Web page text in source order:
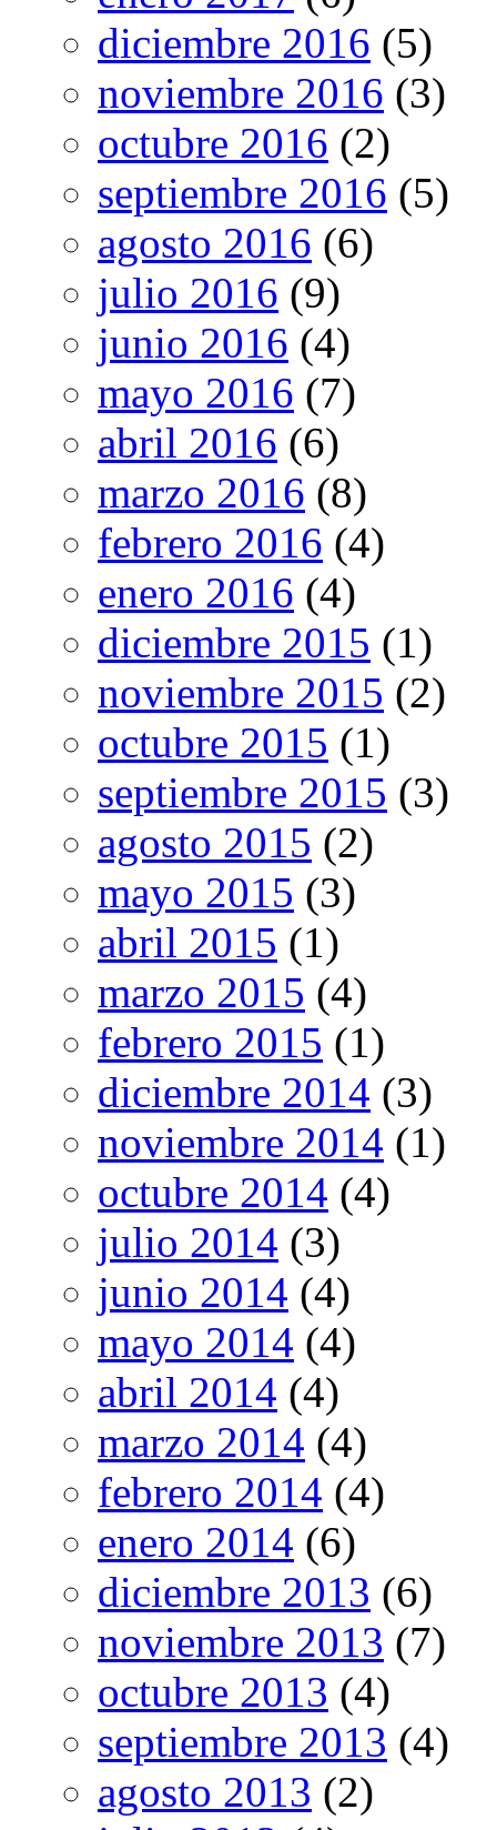
diciembre 2016 (5)
noviembre 2016 (3)
octubre 2016 (2)
septiembre 2016 (5)
agosto 2016 (6)
julio 2016 (9)
junio 2016 (4)
mayo 2016 (7)
abril 2016 (6)
marzo 2016 (8)
febrero 2016 (4)
enero 2016 (4)
diciembre 2015 (1)
noviembre 2015 (2)
octubre 2015 (1)
septiembre 2015 (3)
agosto 2015 (2)
mayo 2015 (3)
abril 2015 (1)
marzo 2015 (4)
febrero 2015 (1)
diciembre 2014 (3)
noviembre 2014 (1)
octubre 2014 (4)
julio 2014 (3)
junio 2014 (4)
mayo 2014 (4)
abril 2014 (4)
marzo 2014 (4)
febrero 2014 (4)
enero 2014 (6)
diciembre 2013 (6)
noviembre 2013 (7)
octubre 2013 (4)
septiembre 2013 (4)
agosto 2013 (2)